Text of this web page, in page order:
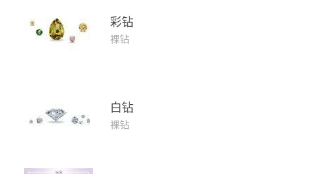
彩钻
裸钻
白钻
裸钻